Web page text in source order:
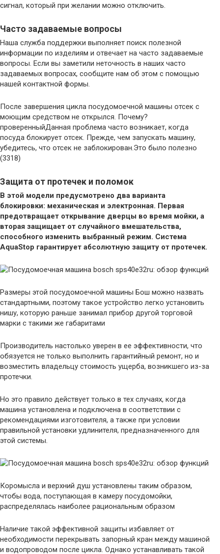
сигнал, который при желании можно отключить.
Часто задаваемые вопросы
Наша служба поддержки выполняет поиск полезной
информации по изделиям и отвечает на часто задаваемые
вопросы. Если вы заметили неточность в наших часто
задаваемых вопросах, сообщите нам об этом с помощью
нашей контактной формы.
После завершения цикла посудомоечной машины отсек с
моющим средством не открылся. Почему?
проверенныйДанная проблема часто возникает, когда
посуда блокирует отсек. Прежде, чем запускать машину,
убедитесь, что отсек не заблокирован.Это было полезно
(3318)
Защита от протечек и поломок
В этой модели предусмотрено два варианта
блокировки: механическая и электронная. Первая
предотвращает открывание дверцы во время мойки, а
вторая защищает от случайного вмешательства,
способного изменить выбранный режим. Система
AquaStop гарантирует абсолютную защиту от протечек.
Размеры этой посудомоечной машины Бош можно назвать
стандартными, поэтому такое устройство легко установить
нишу, которую раньше занимал прибор другой торговой
марки с такими же габаритами
Производитель настолько уверен в ее эффективности, что
обязуется не только выполнить гарантийный ремонт, но и
возместить владельцу стоимость ущерба, возникшего из-за
протечки.
Но это правило действует только в тех случаях, когда
машина установлена и подключена в соответствии с
рекомендациями изготовителя, а также при условии
правильной установки удлинителя, предназначенного для
этой системы.
Коромысла и верхний душ установлены таким образом,
чтобы вода, поступающая в камеру посудомойки,
распределялась наиболее рациональным образом
Наличие такой эффективной защиты избавляет от
необходимости перекрывать запорный кран между машиной
и водопроводом после цикла. Однако устанавливать такой